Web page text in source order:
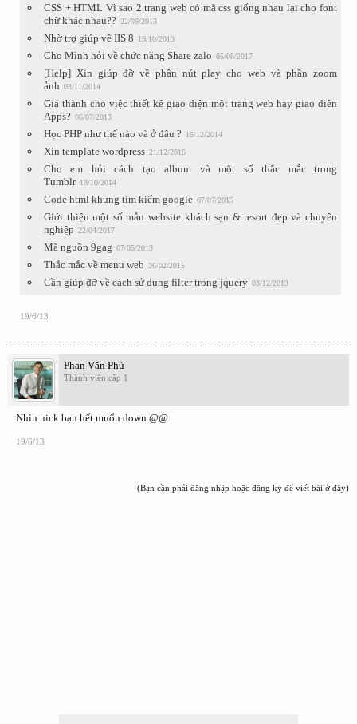
CSS + HTML Vì sao 2 trang web có mã css giống nhau lại cho font
chữ khác nhau?? 22/09/2013
Nhờ trợ giúp về IIS 8 19/10/2013
Cho Mình hỏi về chức năng Share zalo 05/08/2017
[Help] Xin giúp đỡ về phần nút play cho web và phần zoom
ảnh 03/11/2014
Giá thành cho việc thiết kế giao diện một trang web hay giao diên
Apps? 06/07/2013
Học PHP như thế nào và ở đâu ? 15/12/2014
Xin template wordpress 21/12/2016
Cho em hỏi cách tạo album và một số thắc mắc trong
Tumblr 18/10/2014
Code html khung tìm kiếm google 07/07/2015
Giới thiệu một số mẫu website khách sạn & resort đẹp và chuyên
nghiệp 22/04/2017
Mã nguồn 9gag 07/05/2013
Thắc mắc về menu web 26/02/2015
Cần giúp đỡ về cách sử dụng filter trong jquery 03/12/2013
19/6/13
Phan Văn Phú
Thành viên cấp 1
Nhìn nick bạn hết muốn down @@
19/6/13
(Bạn cần phải đăng nhập hoặc đăng ký để viết bài ở đây)